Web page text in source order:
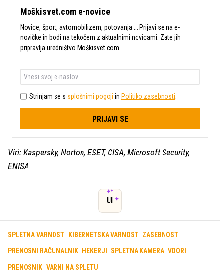
Moškisvet.com e-novice
Novice, šport, avtomobilizem, potovanja ... Prijavi se na e-
novičke in bodi na tekočem z aktualnimi novicami. Zate jih
pripravlja uredništvo Moškisvet.com.
Strinjam se s splošnimi pogoji in Politiko zasebnosti
PRIJAVI SE
Viri: Kaspersky, Norton, ESET, CISA, Microsoft Security,
ENISA
UI
SPLETNA VARNOST KIBERNETSKA VARNOST ZASEBNOST
PRENOSNI RAČUNALNIK HEKERJI SPLETNA KAMERA VDORI
PRENOSNIK VARNI NA SPLETU